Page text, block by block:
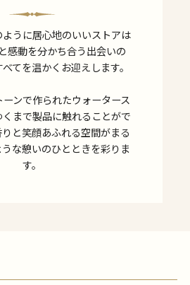
ように居心地のいいストアは
感動を分かち合う出会いの
てを温かくお迎えします。
ンで作られたウォータース
まで製品に触れることがで
と笑顔あふれる空間がまる
な憩いのひとときを彩りま
す。